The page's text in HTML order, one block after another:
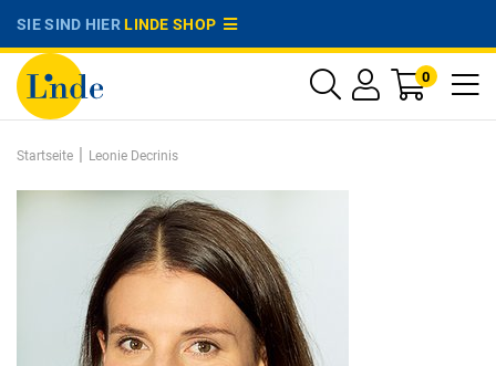
SIE SIND HIERLINDE SHOP
0
Startseite | Leonie Decrinis